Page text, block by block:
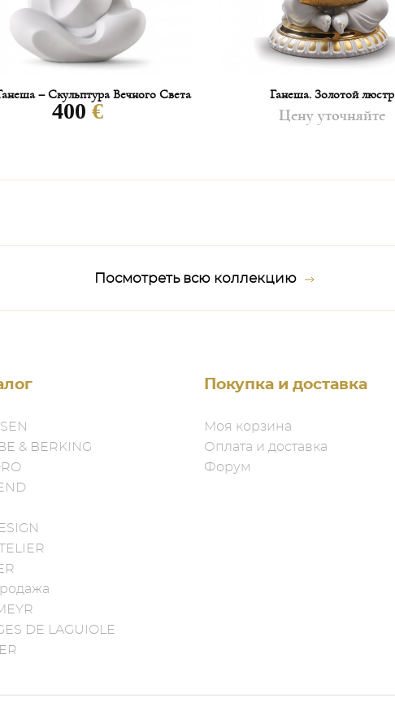
– Скульптура Вечного Света
400 €
Ганеша. Золотой люстр
Цену уточняйте
Посмотреть всю коллекцию
& BERKING
DE LAGUIOLE
Покупка и доставка
Моя корзина
Оплата и доставка
Форум